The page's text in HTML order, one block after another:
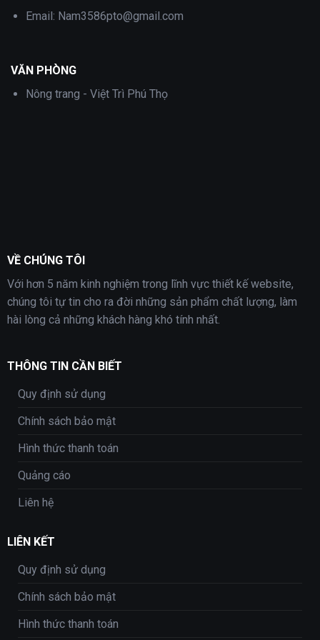
Email: Nam3586pto@gmail.com
VĂN PHÒNG
Nông trang - Việt Trì Phú Thọ
VỀ CHÚNG TÔI
Với hơn 5 năm kinh nghiệm trong lĩnh vực thiết kế website,
chúng tôi tự tin cho ra đời những sản phẩm chất lượng, làm
hài lòng cả những khách hàng khó tính nhất.
THÔNG TIN CẦN BIẾT
Quy định sử dụng
Chính sách bảo mật
Hình thức thanh toán
Quảng cáo
Liên hệ
LIÊN KẾT
Quy định sử dụng
Chính sách bảo mật
Hình thức thanh toán